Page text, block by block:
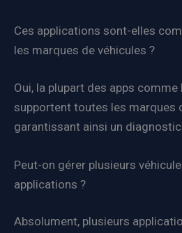
Ces applications sont-elles
les marques de véhicules ?
Oui, la plupart des apps comme
supportent toutes les marques
garantissant ainsi un
Peut-on gérer plusieurs
applications ?
Absolument, plusieurs